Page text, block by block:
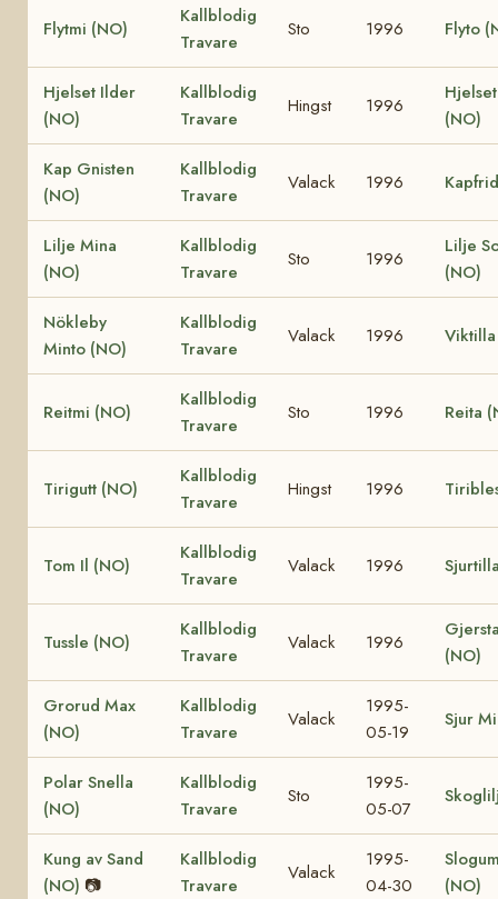
Flytmi (NO)
Kallblodig
Travare
Sto 1996 Flyto
Hjelset Ilder
(NO)
Kallblodig
Travare
Hingst 1996
(NO)
Kap Gnisten
(NO)
Kallblodig
Travare
Valack 1996
Lilje Mina
(NO)
Kallblodig
Travare
Sto 1996
Lilje
(NO)
Nökleby
Minto (NO)
Kallblodig
Travare
Valack 1996
Reitmi (NO)
Kallblodig
Travare
Sto 1996 Reita
Tirigutt (NO)
Kallblodig
Travare
Hingst 1996
Tom Il (NO)
Kallblodig
Travare
Valack 1996
Tussle (NO)
Kallblodig
Travare
Valack 1996
(NO)
Grorud Max
(NO)
Kallblodig
Travare
Valack
1995-
05-19
Sjur
Polar Snella
(NO)
Kallblodig
Travare
Sto
1995-
05-07
Kung av Sand
(NO) 📷
Kallblodig
Travare
Valack
1995-
04-30
(NO)